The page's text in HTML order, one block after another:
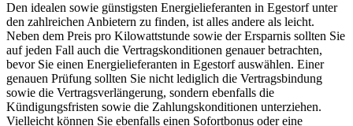
Den idealen sowie günstigsten Energielieferanten in Egestorf unter
den zahlreichen Anbietern zu finden, ist alles andere als leicht.
Neben dem Preis pro Kilowattstunde sowie der Ersparnis sollten Sie
auf jeden Fall auch die Vertragskonditionen genauer betrachten,
bevor Sie einen Energielieferanten in Egestorf auswählen. Einer
genauen Prüfung sollten Sie nicht lediglich die Vertragsbindung
sowie die Vertragsverlängerung, sondern ebenfalls die
Kündigungsfristen sowie die Zahlungskonditionen unterziehen.
Vielleicht können Sie ebenfalls einen Sofortbonus oder eine